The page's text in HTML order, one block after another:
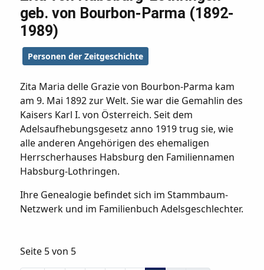
geb. von Bourbon-Parma (1892-
1989)
Personen der Zeitgeschichte
Zita Maria delle Grazie von Bourbon-Parma kam
am 9. Mai 1892 zur Welt. Sie war die Gemahlin des
Kaisers Karl I. von Österreich. Seit dem
Adelsaufhebungsgesetz anno 1919 trug sie, wie
alle anderen Angehörigen des ehemaligen
Herrscherhauses Habsburg den Familiennamen
Habsburg-Lothringen.
Ihre Genealogie befindet sich im Stammbaum-
Netzwerk und im Familienbuch Adelsgeschlechter.
Seite 5 von 5